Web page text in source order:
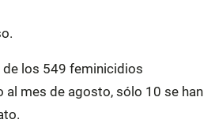
los 549 feminicidios
al mes de agosto, sólo 10 se han